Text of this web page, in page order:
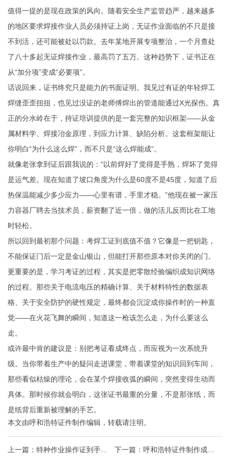
值得一提的是现在政策的风向。随着安全生产监管趋严，越来越多
的地区要求焊接作业人员必须持证上岗，无证作业面临的不只是接
不到活，还可能被处以罚款。去年某地开展专项整治，一个月查处
了八十多起无证焊接作业，最高罚了五万。这种趋势下，证书正在
从“加分项”变成“必要项”。
话说回来，证书终究只是能力的书面证明。我见过有证的年轻焊工
焊缝歪歪扭扭，也见过没证的老师傅焊出的管道能通过X光探伤。真
正的分水岭在于，持证培训提供的是一套完整的知识框架——从金
属材料学、焊接冶金原理，到应力计算、缺陷分析。这套框架能让
你明白“为什么这么焊”，而不只是“这么焊能成”。
就像老张拿到证后跟我说的：“以前焊好了觉得是手熟，焊坏了觉得
是运气差。现在知道了坡口角度为什么是60度不是45度，知道了后
热保温能减少多少应力——心里有谱，手里才稳。”他现在被一家压
力容器厂聘去当技术员，薪资翻了近一倍，做的活儿反而比在工地
时轻松。
所以回到最初那个问题：考焊工证到底值不值？它像是一把钥匙，
不能保证门后一定是金山银山，但能打开那些原本对你关闭的门。
更重要的是，学习考证的过程，其实是把零散经验编织成知识网络
的过程。那些关于电流电压的精确计算、关于材料特性的数据表
格、关于安全防护的硬性规定，最终都会沉淀成你操作时的一种直
觉——在火花飞舞的瞬间，知道这一枪该怎么走，为什么要这么
走。
或许最中肯的建议是：别把考证看成终点，而应视为一次系统升
级。当你带着生产中的疑问走进课堂，带着课堂的知识回到车间，
那些看似枯燥的理论，会在某个焊接收弧的瞬间，突然变得生动而
具体。那时候你就会明白，这张证书最重的分量，不是那张纸，而
是纸背后重新被理解的手艺。
本文由呼和浩特证件制作编辑，转载请注明。
上一篇： 特种作业操作证到手月 下一篇： 呼和浩特证件制作成人